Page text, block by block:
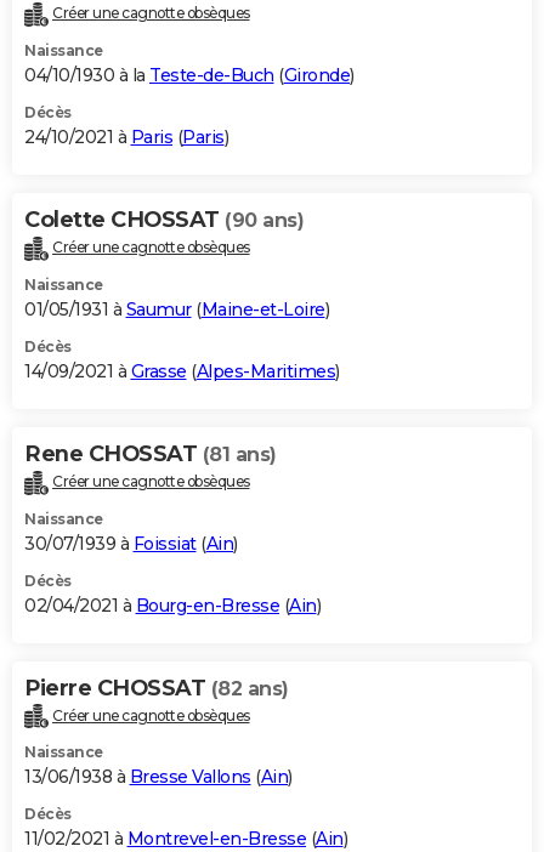
Créer une cagnotte obsèques
Naissance
04/10/1930 à la Teste-de-Buch (Gironde)
Décès
24/10/2021 à Paris (Paris)
Colette CHOSSAT (90 ans)
Créer une cagnotte obsèques
Naissance
01/05/1931 à Saumur(Maine-et-Loire)
Décès
14/09/2021 à Grasse (Alpes-Maritimes)
Rene CHOSSAT (81 ans)
Créer une cagnotte obsèques
Naissance
30/07/1939 à Foissiat(Ain)
Décès
02/04/2021 à Bourg-en-Bresse (Ain)
Pierre CHOSSAT (82 ans)
Créer une cagnotte obsèques
Naissance
13/06/1938 à Bresse Vallons (Ain)
Décès
11/02/2021 à Montrevel-en-Bresse (Ain)